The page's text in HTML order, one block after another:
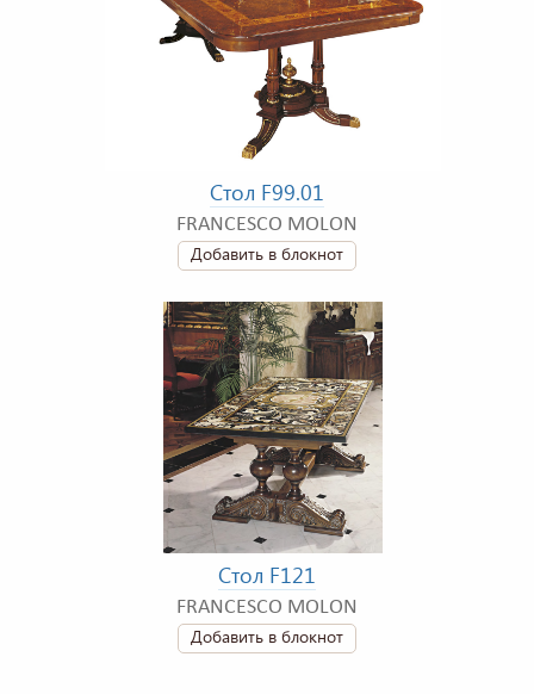
Стол F99.01
FRANCESCO MOLON
Добавить в блокнот
Стол F121
FRANCESCO MOLON
Добавить в блокнот